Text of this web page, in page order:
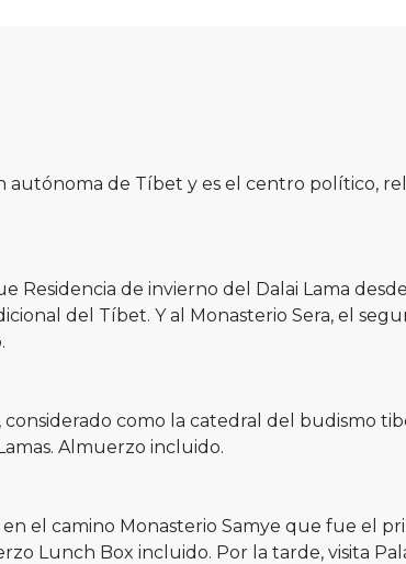
autónoma de Tíbet y es el centro político,
Residencia de invierno del Dalai Lama
del Tíbet. Y al Monasterio Sera, el
como la catedral del budismo
Almuerzo incluido.
en el camino Monasterio Samye que fue
Lunch Box incluido. Por la tarde, visita